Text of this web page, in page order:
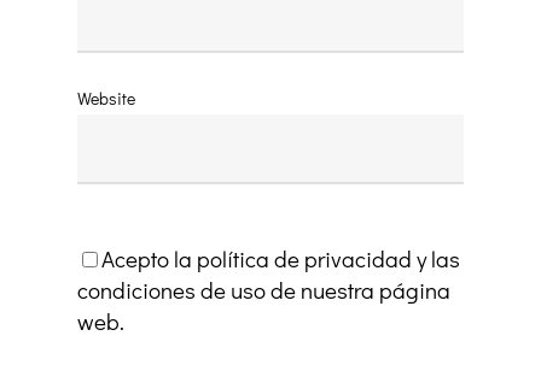
Website
Acepto la política de privacidad y las
condiciones de uso de nuestra página
web.